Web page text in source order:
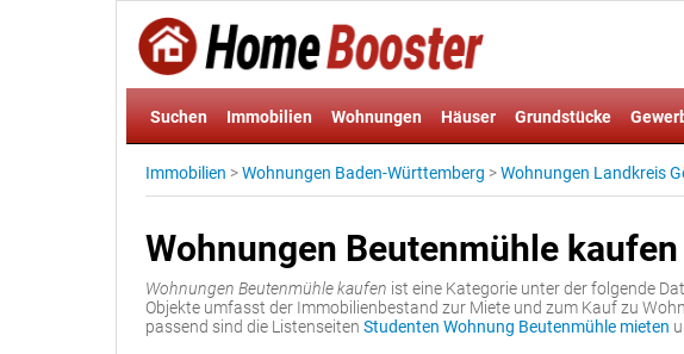
Suchen Immobilien Wohnungen Häuser Grundstücke
Immobilien >Wohnungen Baden-Württemberg >Wohnungen Landkreis
Wohnungen Beutenmühle kaufen
Wohnungen Beutenmühle kaufen ist eine Kategorie unter der folgende
Objekte umfasst der Immobilienbestand zur Miete und zum Kauf zu
passend sind die Listenseiten Studenten Wohnung Beutenmühle mieten